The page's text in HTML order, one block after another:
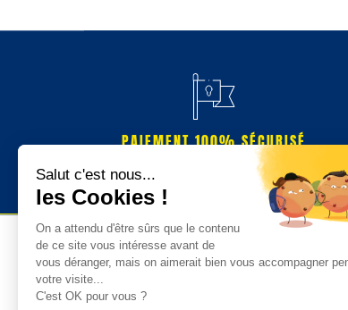
PAIEMENT 100% SÉCURISÉ